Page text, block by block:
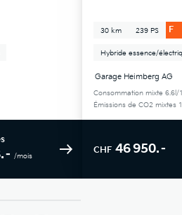
/mois
30 km 239 PS F
Hybride essence/
Garage Heimberg AG
Consommation mixte 6.6l/
Émissions de CO2 mixtes
CHF 46 950.–